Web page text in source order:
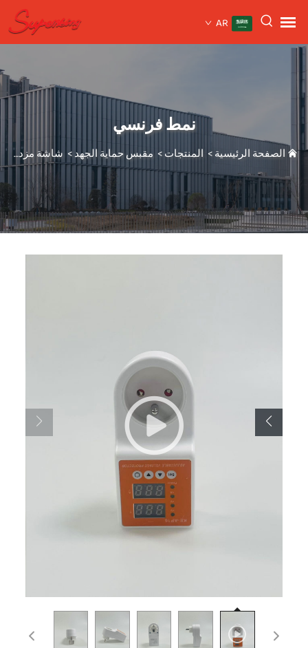
AR
نمط فرنسي
الصفحة الرئيسية> المنتجات> مقبس حماية الجهد> شاشة مزدوجة عرض مزدوج KE-2166D